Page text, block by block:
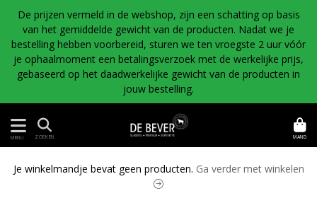
De prijzen vermeld in de webshop, zijn een schatting op basis
van het gemiddelde gewicht van de producten. Nadat we je
bestelling hebben voorbereid, sturen we ten vroegste 2 uur vóór
je ophaalmoment een betalingsverzoek met de werkelijke prijs,
gebaseerd op het daadwerkelijke gewicht van de producten in
jouw bestelling.
MENU ZOEKEN MAND
Je winkelmandje bevat geen producten. Ga verder met winkelen